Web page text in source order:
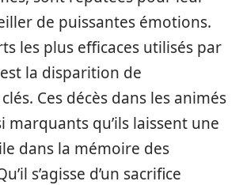
de puissantes émotions.
les plus efficaces utilisés par
la disparition de
Ces décès dans les animés
marquants qu’ils laissent une
dans la mémoire des
s’agisse d’un sacrifice